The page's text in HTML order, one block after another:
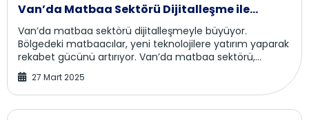
Van’da Matbaa Sektörü Dijitalleşme ile
Büyüyor
Van’da matbaa sektörü dijitalleşmeyle büyüyor.
Bölgedeki matbaacılar, yeni teknolojilere yatırım yaparak
rekabet gücünü artırıyor. Van’da matbaa sektörü,
dijitalleşmenin etkisiyle hızla gelişmey...
27 Mart 2025